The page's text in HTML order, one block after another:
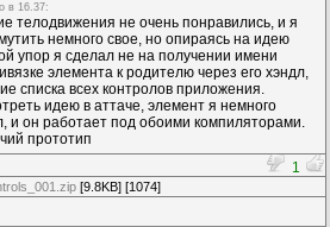
в 16.37:
телодвижения не очень понравились, и я
немного свое, но опираясь на идею
упор я сделал не на получении имени
элемента к родителю через его хэндл,
списка всех контролов приложения.
идею в аттаче, элемент я немного
и он работает под обоими компиляторами.
прототип
1
[9.8KB] [1074]